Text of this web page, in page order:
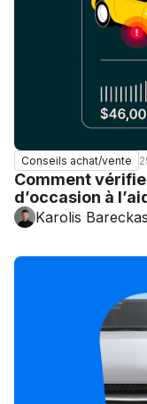
Conseils achat/vente
Comment
d’occasion à
Karolis Bareckas